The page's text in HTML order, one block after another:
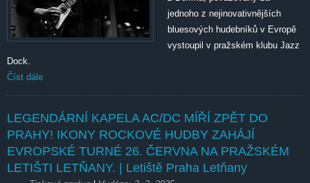
jednoho z nejinovativnějších
bluesových hudebníků v Evropě
vystoupil v pražském klubu Jazz
Dock.
Číst dále
LEGENDÁRNÍ KAPELA AC/DC MÍŘÍ ZPĚT DO
PRAHY! IKONY ROCKOVÉ HUDBY ZAHÁJÍ
EVROPSKÉ TURNÉ 26. ČERVNA NA PRAŽSKÉM
LETIŠTI LETŇANY. | Letiště Praha Letňany